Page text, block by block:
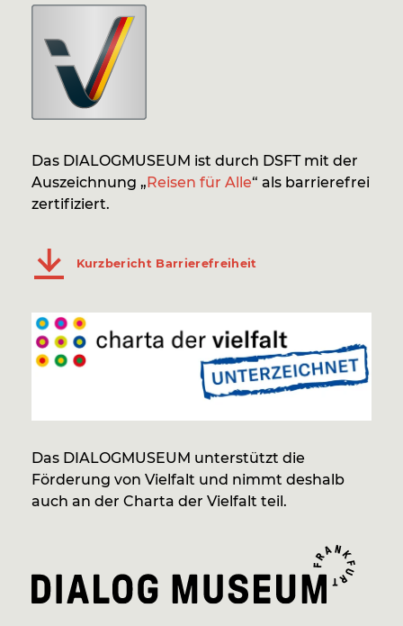
Das DIALOGMUSEUM ist durch DSFT mit der
Auszeichnung „Reisen für Alle“ als barrierefrei
zertifiziert.
Kurzbericht Barrierefreiheit
Das DIALOGMUSEUM unterstützt die
Förderung von Vielfalt und nimmt deshalb
auch an der Charta der Vielfalt teil.